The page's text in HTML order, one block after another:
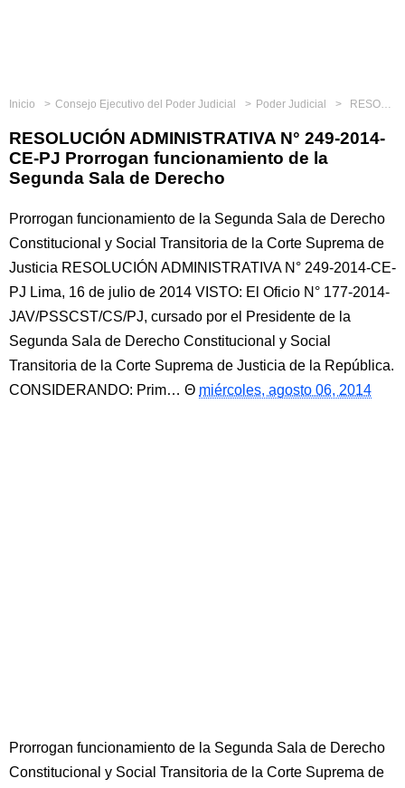
Inicio Consejo Ejecutivo del Poder Judicial Poder Judicial RESOLUCIÓN ADMINISTRATIVA N° 249-2014-CE-PJ Prorrogan funcionamiento de la Segunda Sala de Derecho
RESOLUCIÓN ADMINISTRATIVA N° 249-2014-
CE-PJ Prorrogan funcionamiento de la
Segunda Sala de Derecho
Prorrogan funcionamiento de la Segunda Sala de Derecho
Constitucional y Social Transitoria de la Corte Suprema de
Justicia RESOLUCIÓN ADMINISTRATIVA N° 249-2014-CE-
PJ Lima, 16 de julio de 2014 VISTO: El Oficio N° 177-2014-
JAV/PSSCST/CS/PJ, cursado por el Presidente de la
Segunda Sala de Derecho Constitucional y Social
Transitoria de la Corte Suprema de Justicia de la República.
CONSIDERANDO: Prim…
miércoles, agosto 06, 2014
Prorrogan funcionamiento de la Segunda Sala de Derecho
Constitucional y Social Transitoria de la Corte Suprema de